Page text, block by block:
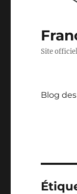
Site
Blog